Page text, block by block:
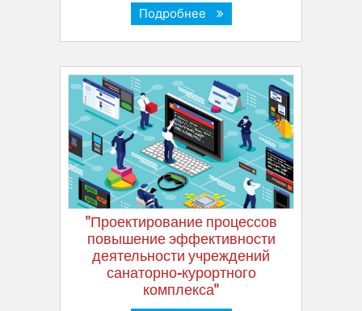
Подробнее
"Проектирование процессов
повышение эффективности
деятельности учреждений
санаторно-курортного
комплекса"